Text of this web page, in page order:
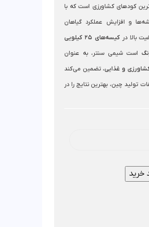
کودهای کشاورزی است که با
و افزایش عملکرد گیاهان
بالا درکیسه‌های 25 کیلویی
است شیمی سنتر، به عنوان
و غذایی، تضمین می‌کند
تولید چین، بهترین نتایج را در
خرید